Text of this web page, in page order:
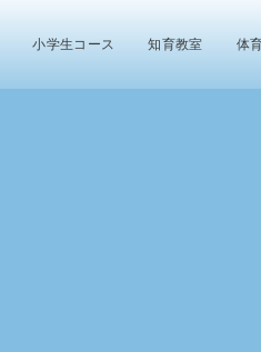
小学生コース 知育教室 体